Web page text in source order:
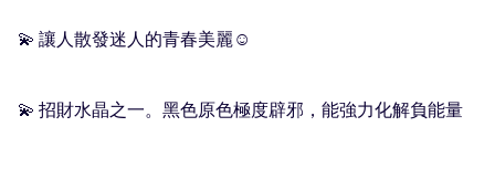
💫 讓人散發迷人的青春美麗☺️
💫 招財水晶之一。黑色原色極度辟邪，能強力化解負能量